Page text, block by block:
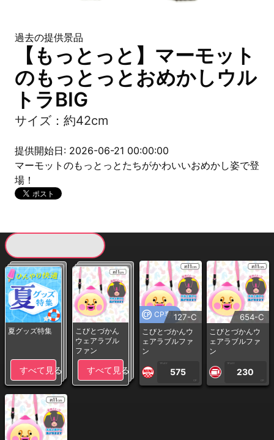
過去の提供景品
【もっとっと】マーモット
のもっとっとおめかしウル
トラBIG
サイズ：約42cm
提供開始日: 2026-06-21 00:00:00
マーモットのもっとっとたちがかわいいおめかし姿で登
場！
夏グッズ特集
すべて見る
こびとづかん
ウェアラブル
ファン
すべて見る
CP専用127-C
こびとづかんウ
ェアラブルファ
ン
1PLAY
575
CP
654-C
こびとづかんウ
ェアラブルファ
ン
1PLAY
230
CP